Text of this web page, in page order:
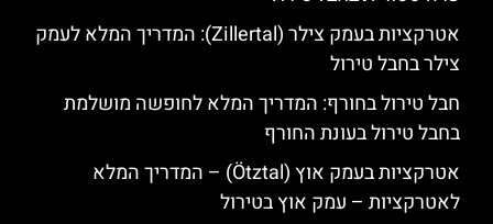
אטרקציות בעמק צילר (Zillertal): המדריך המלא לעמק
צילר בחבל טירול
חבל טירול בחורף: המדריך המלא לחופשה מושלמת
בחבל טירול בעונת החורף
אטרקציות בעמק אוץ (Ötztal) – המדריך המלא
לאטרקציות – עמק אוץ בטירול